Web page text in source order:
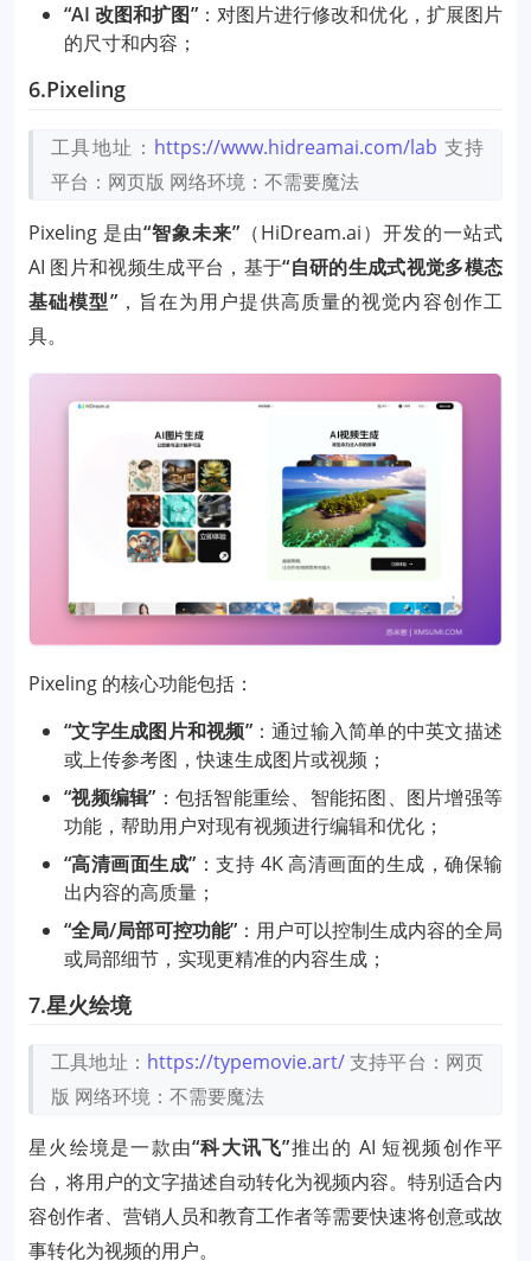
“AI 改图和扩图”：对图片进行修改和优化，扩展图片
的尺寸和内容；
6.Pixeling
工具地址： https://www.hidreamai.com/lab 支持
平台：网页版 网络环境：不需要魔法
Pixeling 是由“智象未来” （HiDream.ai）开发的一站式
AI 图片和视频生成平台，基于“自研的生成式视觉多模态
基础模型”，旨在为用户提供高质量的视觉内容创作工
具。
Pixeling 的核心功能包括：
“文字生成图片和视频”：通过输入简单的中英文描述
或上传参考图，快速生成图片或视频；
“视频编辑” ：包括智能重绘、智能拓图、图片增强等
功能，帮助用户对现有视频进行编辑和优化；
“高清画面生成” ：支持 4K 高清画面的生成，确保输
出内容的高质量；
“全局/局部可控功能” ：用户可以控制生成内容的全局
或局部细节，实现更精准的内容生成；
7.星火绘境
工具地址： https://typemovie.art/支持平台：网页
版 网络环境：不需要魔法
星火绘境是一款由“科大讯飞”推出的 AI 短视频创作平
台，将用户的文字描述自动转化为视频内容。特别适合内
容创作者、营销人员和教育工作者等需要快速将创意或故
事转化为视频的用户。